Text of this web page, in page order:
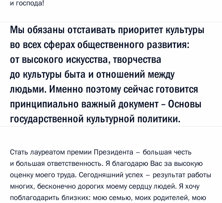
и господа!
Мы обязаны отстаивать приоритет культуры
во всех сферах общественного развития:
от высокого искусства, творчества
до культуры быта и отношений между
людьми. Именно поэтому сейчас готовится
принципиально важный документ – Основы
государственной культурной политики.
Стать лауреатом премии Президента – большая честь
и большая ответственность. Я благодарю Вас за высокую
оценку моего труда. Сегодняшний успех – результат работы
многих, бесконечно дорогих моему сердцу людей. Я хочу
поблагодарить близких: мою семью, моих родителей, мою